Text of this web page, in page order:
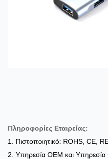
Πληροφορίες Εταιρείας:
1. Πιστοποιητικό: ROHS, CE,
2. Υπηρεσία OEM και Υπηρεσία